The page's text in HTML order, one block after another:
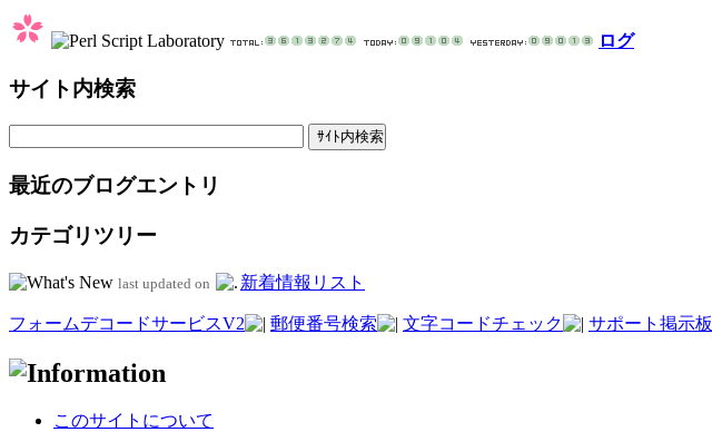
ログ
サイト内検索
最近のブログエントリ
カテゴリツリー
last updated on 新着情報リスト
フォームデコードサービスV2 郵便番号検索 文字コードチェック サポート掲示板
このサイトについて